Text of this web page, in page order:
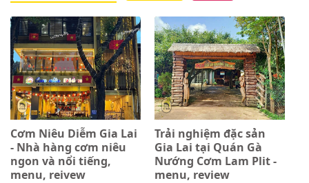
Cơm Niêu Diễm Gia Lai
- Nhà hàng cơm niêu
ngon và nổi tiếng,
menu, reivew
Trải nghiệm đặc sản
Gia Lai tại Quán Gà
Nướng Cơm Lam Plit -
menu, review